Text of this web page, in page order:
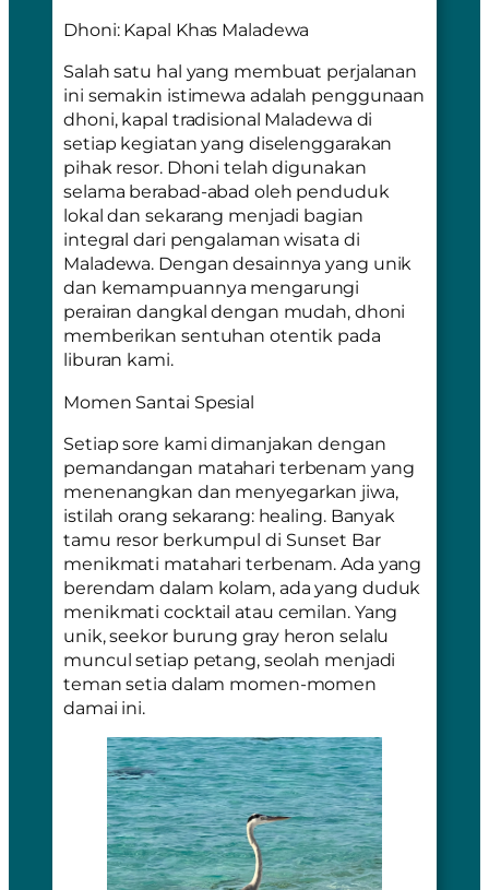
Dhoni: Kapal Khas Maladewa
Salah satu hal yang membuat perjalanan
ini semakin istimewa adalah penggunaan
dhoni, kapal tradisional Maladewa di
setiap kegiatan yang diselenggarakan
pihak resor. Dhoni telah digunakan
selama berabad-abad oleh penduduk
lokal dan sekarang menjadi bagian
integral dari pengalaman wisata di
Maladewa. Dengan desainnya yang unik
dan kemampuannya mengarungi
perairan dangkal dengan mudah, dhoni
memberikan sentuhan otentik pada
liburan kami.
Momen Santai Spesial
Setiap sore kami dimanjakan dengan
pemandangan matahari terbenam yang
menenangkan dan menyegarkan jiwa,
istilah orang sekarang: healing. Banyak
tamu resor berkumpul di Sunset Bar
menikmati matahari terbenam. Ada yang
berendam dalam kolam, ada yang duduk
menikmaticocktail atau cemilan. Yang
unik, seekor burung gray heron selalu
muncul setiap petang, seolah menjadi
teman setia dalam momen-momen
damai ini.